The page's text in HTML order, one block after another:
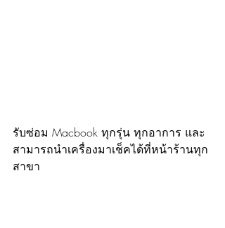
รับซ่อม Macbook ทุกรุ่น ทุกอาการ และ
สามารถนำเครื่องมาเช็คได้ที่หน้าร้านทุก
สาขา